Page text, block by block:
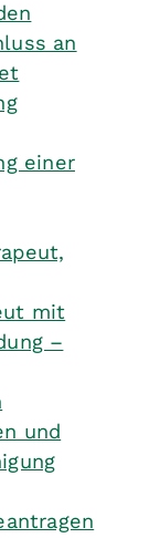
an
einer
mit
–
und